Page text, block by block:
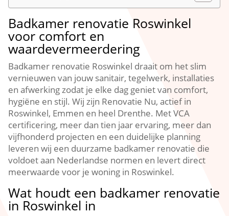
Badkamer renovatie Roswinkel
voor comfort en
waardevermeerdering
Badkamer renovatie Roswinkel draait om het slim
vernieuwen van jouw sanitair, tegelwerk, installaties
en afwerking zodat je elke dag geniet van comfort,
hygiëne en stijl. Wij zijn Renovatie Nu, actief in
Roswinkel, Emmen en heel Drenthe. Met VCA
certificering, meer dan tien jaar ervaring, meer dan
vijfhonderd projecten en een duidelijke planning
leveren wij een duurzame badkamer renovatie die
voldoet aan Nederlandse normen en levert direct
meerwaarde voor je woning in Roswinkel.
Wat houdt een badkamer renovatie
in Roswinkel in